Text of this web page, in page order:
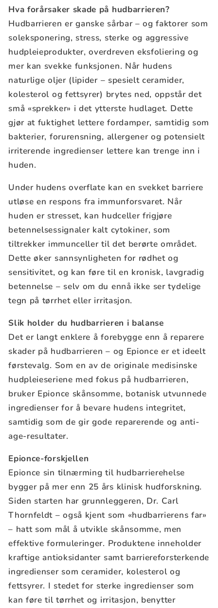
Hva forårsaker skade på hudbarrieren?
Hudbarrieren er ganske sårbar – og faktorer som
soleksponering, stress, sterke og aggressive
hudpleieprodukter, overdreven eksfoliering og
mer kan svekke funksjonen. Når hudens
naturlige oljer (lipider – spesielt ceramider,
kolesterol og fettsyrer) brytes ned, oppstår det
små «sprekker» i det ytterste hudlaget. Dette
gjør at fuktighet lettere fordamper, samtidig som
bakterier, forurensning, allergener og potensielt
irriterende ingredienser lettere kan trenge inn i
huden.
Under hudens overflate kan en svekket barriere
utløse en respons fra immunforsvaret. Når
huden er stresset, kan hudceller frigjøre
betennelsessignaler kalt cytokiner, som
tiltrekker immunceller til det berørte området.
Dette øker sannsynligheten for rødhet og
sensitivitet, og kan føre til en kronisk, lavgradig
betennelse – selv om du ennå ikke ser tydelige
tegn på tørrhet eller irritasjon.
Slik holder du hudbarrieren i balanse
Det er langt enklere å forebygge enn å reparere
skader på hudbarrieren – og Epionce er et ideelt
førstevalg. Som en av de originale medisinske
hudpleieseriene med fokus på hudbarrieren,
bruker Epionce skånsomme, botanisk utvunnede
ingredienser for å bevare hudens integritet,
samtidig som de gir gode reparerende og anti-
age-resultater.
Epionce-forskjellen
Epionce sin tilnærming til hudbarrierehelse
bygger på mer enn 25 års klinisk hudforskning.
Siden starten har grunnleggeren, Dr. Carl
Thornfeldt – også kjent som «hudbarrierens far»
– hatt som mål å utvikle skånsomme, men
effektive formuleringer. Produktene inneholder
kraftige antioksidanter samt barriereforsterkende
ingredienser som ceramider, kolesterol og
fettsyrer. I stedet for sterke ingredienser som
kan føre til tørrhet og irritasjon, benytter